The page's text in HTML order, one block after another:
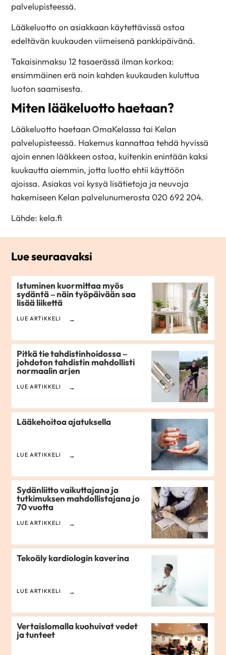
palvelupisteessä.
Lääkeluotto on asiakkaan käytettävissä ostoa
edeltävän kuukauden viimeisenä pankkipäivänä.
Takaisinmaksu 12 tasaerässä ilman korkoa:
ensimmäinen erä noin kahden kuukauden kuluttua
luoton saamisesta.
Miten lääkeluotto haetaan?
Lääkeluotto haetaan OmaKelassa tai Kelan
palvelupisteessä. Hakemus kannattaa tehdä hyvissä
ajoin ennen lääkkeen ostoa, kuitenkin enintään kaksi
kuukautta aiemmin, jotta luotto ehtii käyttöön
ajoissa. Asiakas voi kysyä lisätietoja ja neuvoja
hakemiseen Kelan palvelunumerosta 020 692 204.
Lähde: kela.fi
Lue seuraavaksi
Istuminen kuormittaa myös
sydäntä – näin työpäivään saa
lisää liikettä
LUE ARTIKKELI
Pitkä tie tahdistinhoidossa –
johdoton tahdistin mahdollisti
normaalin arjen
LUE ARTIKKELI
Lääkehoitoa ajatuksella
LUE ARTIKKELI
Sydänliitto vaikuttajana ja
tutkimuksen mahdollistajana jo
70 vuotta
LUE ARTIKKELI
Tekoäly kardiologin kaverina
LUE ARTIKKELI
Vertaislomalla kuohuivat vedet
ja tunteet